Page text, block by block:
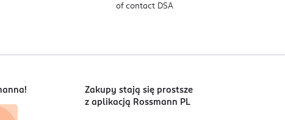
of contact DSA
Zakupy stają się prostsze
z aplikacją Rossmann PL